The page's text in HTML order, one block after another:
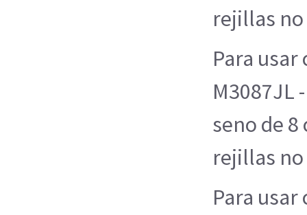
rejillas
Para usar
M3087JL
seno de 8
rejillas
Para usar